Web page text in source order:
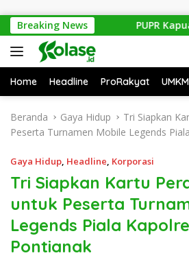
Breaking News
Haram PUPR Kapuas
Home Headline ProRakyat UMKM
Beranda Gaya Hidup
Tri Siapkan
Peserta Turnamen Mobile Legends
Gaya Hidup, Headline, Korporasi
Tri Siapkan Kartu
untuk Peserta
Legends Piala
Pontianak